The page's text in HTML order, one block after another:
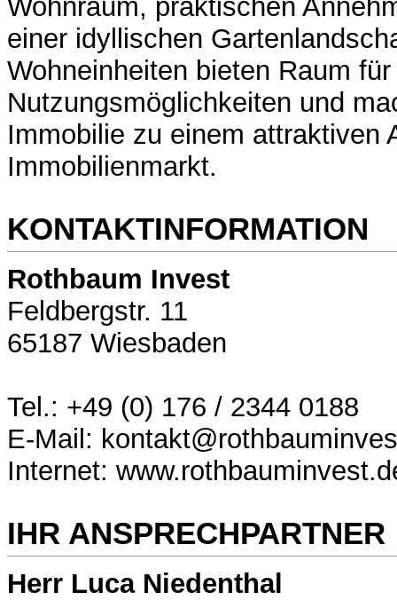
Wohnraum, praktischen
einer idyllischen
Wohneinheiten bieten Raum
Nutzungsmöglichkeiten und
Immobilie zu einem attraktiven
Immobilienmarkt.
KONTAKTINFORMATION
Rothbaum Invest
Feldbergstr. 11
65187 Wiesbaden
Tel.: +49 (0) 176 / 2344 0188
E-Mail:
Internet:
IHR ANSPRECHPARTNER
Herr Luca Niedenthal